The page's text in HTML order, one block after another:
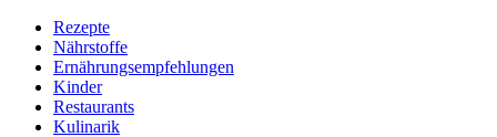
Rezepte
Nährstoffe
Ernährungsempfehlungen
Kinder
Restaurants
Kulinarik